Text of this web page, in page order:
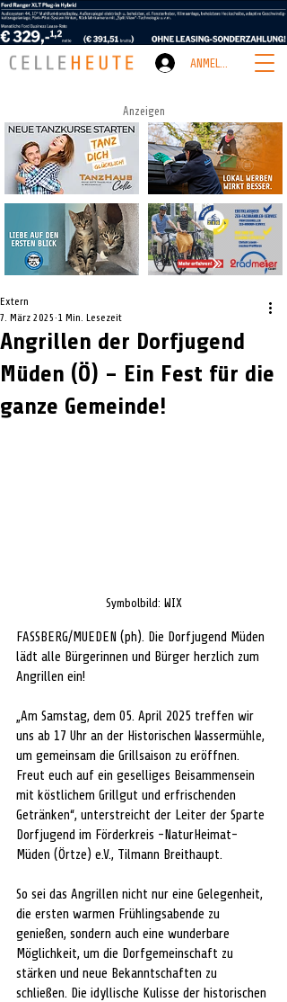
ANMELDEN
Anzeigen
Angrillen der Dorfjugend
Müden (Ö) – Ein Fest für die
ganze Gemeinde!
Extern
7. März 2025 1 Min. Lesezeit
Symbolbild: WIX
FASSBERG/MUEDEN (ph). Die Dorfjugend Müden
lädt alle Bürgerinnen und Bürger herzlich zum
Angrillen ein!
„Am Samstag, dem 05. April 2025 treffen wir
uns ab 17 Uhr an der Historischen Wassermühle,
um gemeinsam die Grillsaison zu eröffnen.
Freut euch auf ein geselliges Beisammensein
mit köstlichem Grillgut und erfrischenden
Getränken“, unterstreicht der Leiter der Sparte
Dorfjugend im Förderkreis -NaturHeimat-
Müden (Örtze) e.V., Tilmann Breithaupt.
So sei das Angrillen nicht nur eine Gelegenheit,
die ersten warmen Frühlingsabende zu
genießen, sondern auch eine wunderbare
Möglichkeit, um die Dorfgemeinschaft zu
stärken und neue Bekanntschaften zu
schließen. Die idyllische Kulisse der historischen